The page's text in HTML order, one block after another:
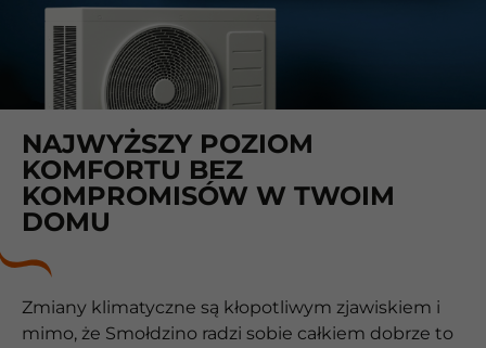
NAJWYŻSZY POZIOM
KOMFORTU BEZ
KOMPROMISÓW W TWOIM
DOMU
Zmiany klimatyczne są kłopotliwym zjawiskiem i
mimo, że Smołdzino radzi sobie całkiem dobrze to